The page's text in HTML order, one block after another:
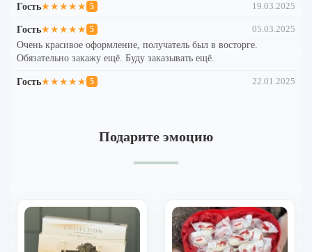
Гость★★★★★ 5 19.03.2025
Гость★★★★★ 5 05.03.2025
Очень красивое оформление, получатель был в восторге.
Обязательно закажу ещё. Буду заказывать ещё.
Гость★★★★★ 5 22.01.2025
Подарите эмоцию